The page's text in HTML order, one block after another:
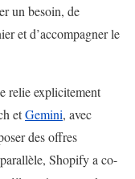
un besoin, de
et d’accompagner le
relie explicitement
etGemini, avec
des offres
Shopify a co-